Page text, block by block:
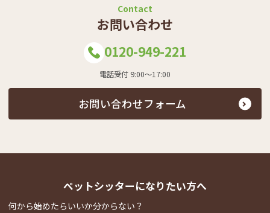
Contact
お問い合わせ
0120-949-221
電話受付 9:00～17:00
お問い合わせフォーム
ペットシッターになりたい方へ
何から始めたらいいか分からない？